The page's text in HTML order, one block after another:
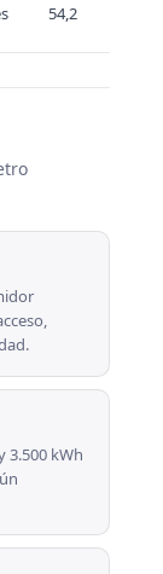
54,2
3.500 kWh